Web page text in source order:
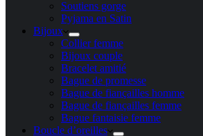
Soutiens gorge
Pyjama en Satin
Bijoux
Collier femme
Bijoux couple
Bracelet amitié
Bague de promesse
Bague de fiançailles homme
Bague de fiançailles femme
Bague fantaisie femme
Boucle d’oreilles